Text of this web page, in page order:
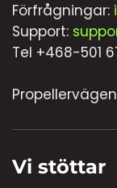
Förfrågningar:
Support:
Tel +468-501
Propellervägen
Vi stöttar